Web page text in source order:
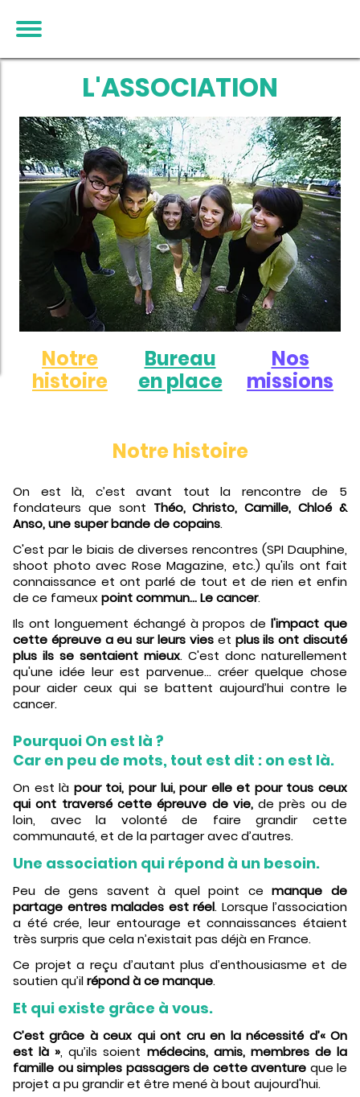
L'ASSOCIATION
Notre
histoire
Bureau
en place
Nos
missions
Notre histoire
On est là, c’est avant tout la rencontre de 5
fondateurs que sont Théo, Christo, Camille, Chloé &
Anso, une super bande de copains.
C'est par le biais de diverses rencontres (SPI Dauphine,
shoot photo avec Rose Magazine, etc.) qu'ils ont fait
connaissance et ont parlé de tout et de rien et enfin
de ce fameuxpoint commun... Le cancer.
Ils ont longuement échangé à propos del'impact que
cette épreuve a eu sur leurs vieset plus ils ont discuté
plus ils se sentaient mieux. C'est donc naturellement
qu'une idée leur est parvenue... créer quelque chose
pour aider ceux qui se battent aujourd’hui contre le
cancer.
Pourquoi On est là ?
Car en peu de mots, tout est dit : on est là.
On est là pour toi, pour lui, pour elle et pour tous ceux
qui ont traversé cette épreuve de vie,de près ou de
loin, avec la volonté de faire grandir cette
communauté, et de la partager avec d’autres.
Une association qui répond à un besoin.
Peu de gens savent à quel point cemanque de
partage entres malades est réel. Lorsque l’association
a été crée, leur entourage et connaissances étaient
très surpris que cela n’existait pas déjà en France.
Ce projet a reçu d’autant plus d’enthousiasme et de
soutien qu’ilrépond à ce manque.
Et qui existe grâce à vous.
C’est grâce à ceux qui ont cru en la nécessité d’« On
est là », qu’ils soient médecins, amis, membres de la
famille ou simples passagers de cette aventure que le
projet a pu grandir et être mené à bout aujourd'hui.